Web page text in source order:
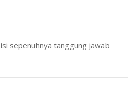
sepenuhnya tanggung jawab